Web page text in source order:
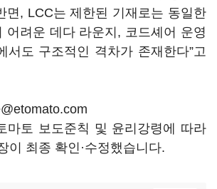
면, LCC는 제한된 기재로는 동일한
어려운 데다 라운지, 코드셰어 운영
서도 구조적인 격차가 존재한다”고
마토 보도준칙 및 윤리강령에 따라
이 최종 확인·수정했습니다.